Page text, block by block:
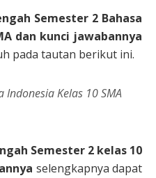
Semester 2 Bahasa
dan kunci jawabannya
pada tautan berikut ini.
Indonesia Kelas 10 SMA
Semester 2 kelas 10
selengkapnya dapat